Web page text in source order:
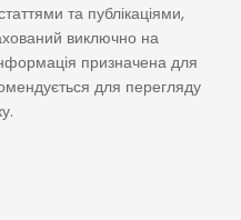
та публікаціями,
виключно на
призначена для
для перегляду